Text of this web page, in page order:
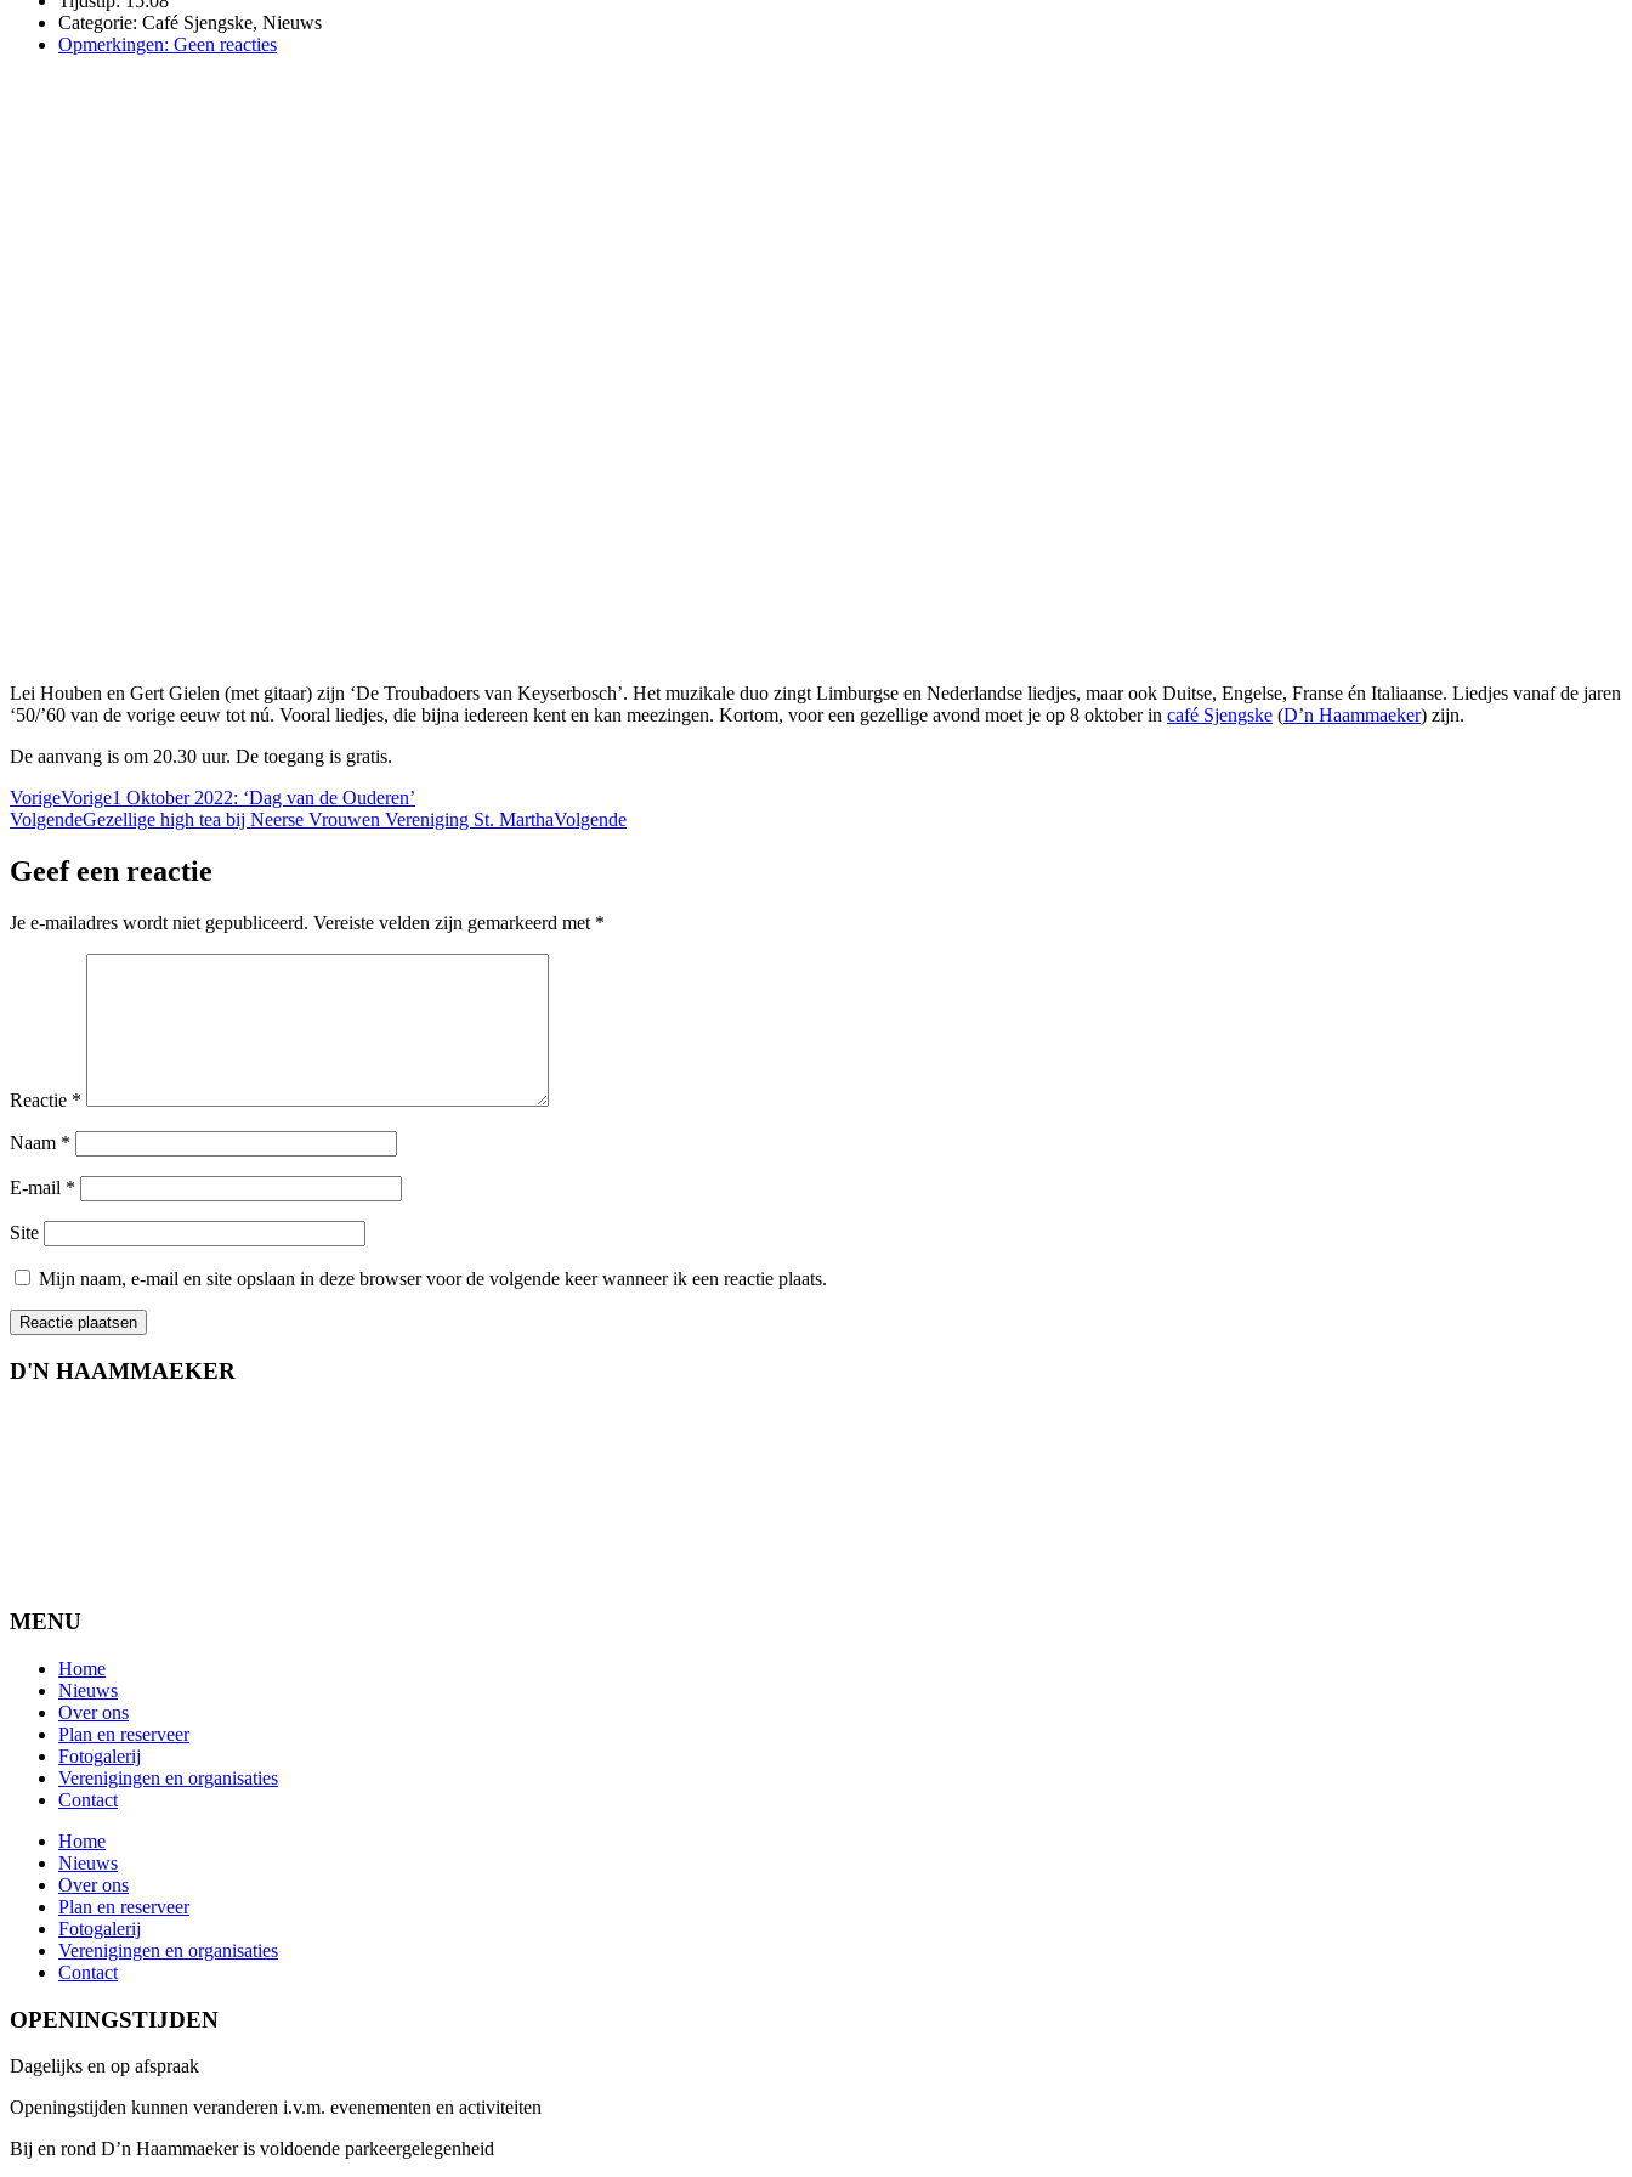
Categorie: Café Sjengske, Nieuws
Opmerkingen: Geen reacties
Lei Houben en Gert Gielen (met gitaar) zijn ‘De Troubadoers van Keyserbosch’. Het muzikale duo zingt Limburgse en Nederlandse liedjes, maar ook Duitse, Engelse, Franse én Italiaanse. Liedjes vanaf de jaren
‘50/’60 van de vorige eeuw tot nú. Vooral liedjes, die bijna iedereen kent en kan meezingen. Kortom, voor een gezellige avond moet je op 8 oktober in café Sjengske (D’n Haammaeker) zijn.
De aanvang is om 20.30 uur. De toegang is gratis.
VorigeVorige1 Oktober 2022: ‘Dag van de Ouderen’
VolgendeGezellige high tea bij Neerse Vrouwen Vereniging St. MarthaVolgende
Geef een reactie
Je e-mailadres wordt niet gepubliceerd. Vereiste velden zijn gemarkeerd met *
Reactie *
Naam *
E-mail *
Site
Mijn naam, e-mail en site opslaan in deze browser voor de volgende keer wanneer ik een reactie plaats.
D'N HAAMMAEKER
MENU
Home
Nieuws
Over ons
Plan en reserveer
Fotogalerij
Verenigingen en organisaties
Contact
Home
Nieuws
Over ons
Plan en reserveer
Fotogalerij
Verenigingen en organisaties
Contact
OPENINGSTIJDEN
Dagelijks en op afspraak
Openingstijden kunnen veranderen i.v.m. evenementen en activiteiten
Bij en rond D’n Haammaeker is voldoende parkeergelegenheid